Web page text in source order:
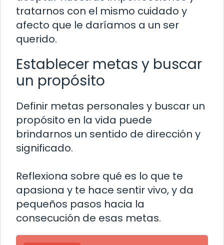
tratarnos con el mismo cuidado y
afecto que le daríamos a un ser
querido.
Establecer metas y buscar
un propósito
Definir metas personales y buscar un
propósito en la vida puede
brindarnos un sentido de dirección y
significado.
Reflexiona sobre qué es lo que te
apasiona y te hace sentir vivo, y da
pequeños pasos hacia la
consecución de esas metas.